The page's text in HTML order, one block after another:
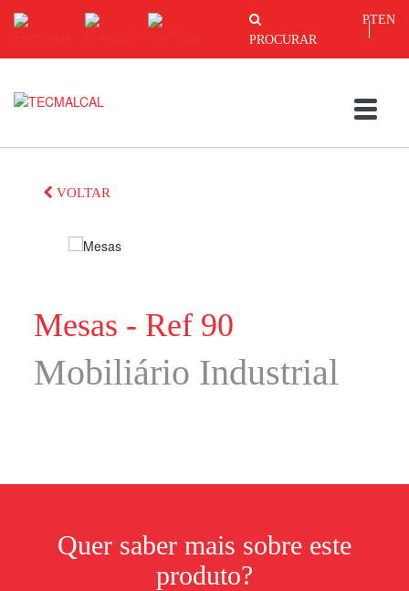
EN
PT
PROCURAR
VOLTAR
Mesas - Ref 90
Mobiliário Industrial
Quer saber mais sobre este
produto?